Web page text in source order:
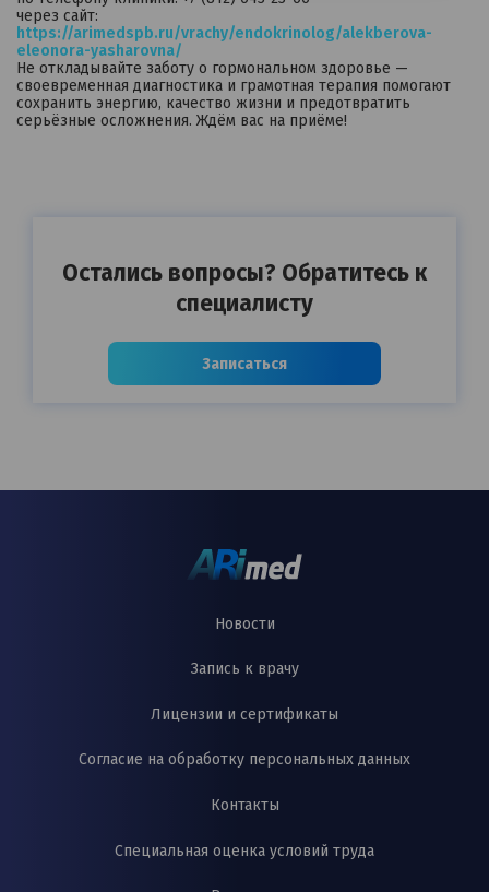
через сайт:
https://arimedspb.ru/vrachy/endokrinolog/alekberova-
eleonora-yasharovna/
Не откладывайте заботу о гормональном здоровье —
своевременная диагностика и грамотная терапия помогают
сохранить энергию, качество жизни и предотвратить
серьёзные осложнения. Ждём вас на приёме!
Остались вопросы? Обратитесь к
специалисту
Записаться
Новости
Запись к врачу
Лицензии и сертификаты
Согласие на обработку персональных данных
Контакты
Специальная оценка условий труда